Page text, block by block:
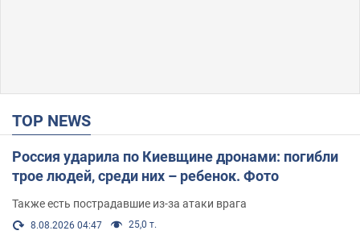
TOP NEWS
Россия ударила по Киевщине дронами: погибли
трое людей, среди них – ребенок. Фото
Также есть пострадавшие из-за атаки врага
8.08.2026 04:47 25,0 т.